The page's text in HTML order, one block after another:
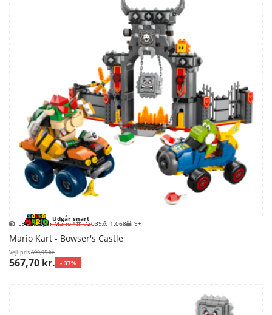
Udgår snart
LEGO Super Mario™ 72039 1.068 9+
Mario Kart - Bowser's Castle
Vejl. pris899,95 kr.
567,70 kr. - 37%